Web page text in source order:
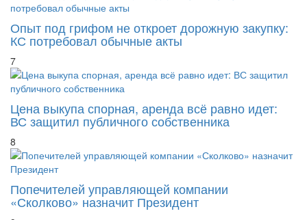
Опыт под грифом не откроет дорожную закупку:
КС потребовал обычные акты
7
Цена выкупа спорная, аренда всё равно идет:
ВС защитил публичного собственника
8
Попечителей управляющей компании
«Сколково» назначит Президент